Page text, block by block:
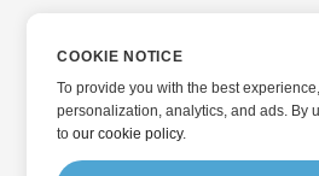
COOKIE NOTICE
To provide you with the best
personalization, analytics, and ads. By
toour cookie policy.